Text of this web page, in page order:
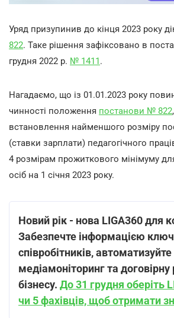
Уряд призупинив до кінця 2023 року
822. Таке рішення зафіксовано в
грудня 2022 р. № 1411.
Нагадаємо, що із 01.01.2023 року
чинності положення постанови № 822
встановлення найменшого розміру
(ставки зарплати) педагогічного
4 розмірам прожиткового мінімуму
осіб на 1 січня 2023 року.
Новий рік - нова LIGA360 для
Забезпечте інформацією
співробітників, автоматизуйте
медіамоніторинг та
бізнесу. До 31 грудня оберіть
чи 5 фахівців, щоб отримати